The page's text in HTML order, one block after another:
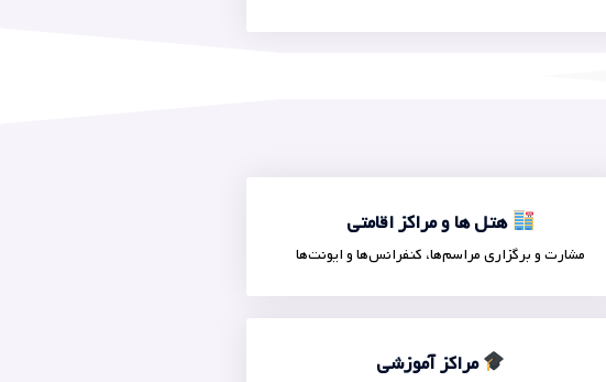
هتل ها و مراکز اقامتی
مشارت و برگزاری مراسم‌ها، کنفرانس‌ها و ایونت‌ها
مراکز آموزشی